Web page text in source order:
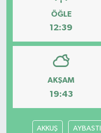
ÖĞLE
12:39
AKŞAM
19:43
AKKUŞ AYBASTI